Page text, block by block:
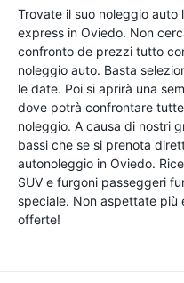
Trovate il suo noleggio
express in Oviedo. Non
confronto de prezzi tutto
noleggio auto. Basta
le date. Poi si aprirà una
dove potrà confrontare
noleggio. A causa di nostri
bassi che se si prenota
autonoleggio in Oviedo.
SUV e furgoni passeggeri
speciale. Non aspettate più
offerte!